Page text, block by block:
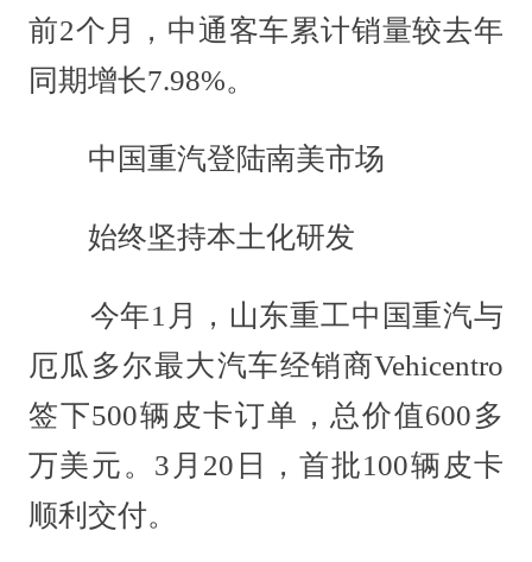
前2个月，中通客车累计销量较去年
同期增长7.98%。
中国重汽登陆南美市场
始终坚持本土化研发
今年1月，山东重工中国重汽与
厄瓜多尔最大汽车经销商Vehicentro
签下500辆皮卡订单，总价值600多
万美元。3月20日，首批100辆皮卡
顺利交付。